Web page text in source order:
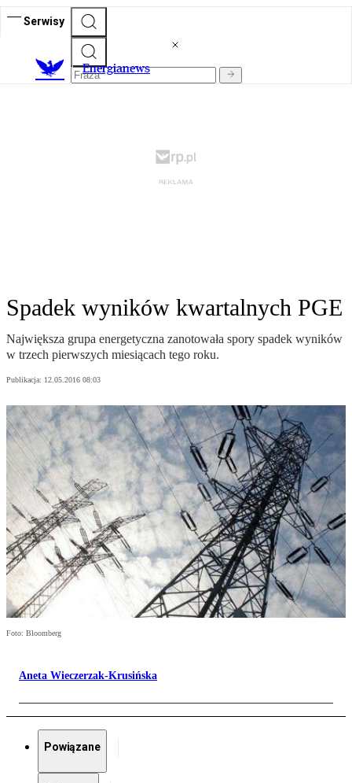
Serwisy
Energianews
Spadek wyników kwartalnych PGE
Największa grupa energetyczna zanotowała spory spadek wyników
w trzech pierwszych miesiącach tego roku.
Publikacja: 12.05.2016 08:03
Foto: Bloomberg
Aneta Wieczerzak-Krusińska
Powiązane